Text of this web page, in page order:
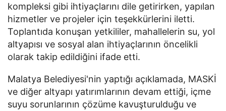
kompleksi gibi ihtiyaçlarını dile getirirken, yapılan
hizmetler ve projeler için teşekkürlerini iletti.
Toplantıda konuşan yetkililer, mahallelerin su, yol
altyapısı ve sosyal alan ihtiyaçlarının öncelikli
olarak takip edildiğini ifade etti.
Malatya Belediyesi'nin yaptığı açıklamada, MASKİ
ve diğer altyapı yatırımlarının devam ettiği, içme
suyu sorunlarının çözüme kavuşturulduğu ve